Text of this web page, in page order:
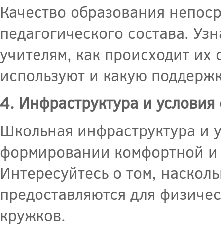
Качество образования
педагогического состава.
учителям, как происходит
используют и какую
4. Инфраструктура и условия
Школьная инфраструктура и
формировании комфортной и
Интересуйтесь о том,
предоставляются для
кружков.